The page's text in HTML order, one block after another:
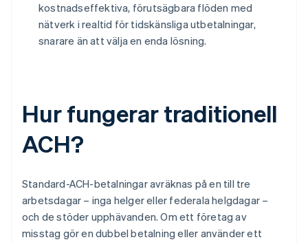
kostnadseffektiva, förutsägbara flöden med
nätverk i realtid för tidskänsliga utbetalningar,
snarare än att välja en enda lösning.
Hur fungerar traditionell
ACH?
Standard-ACH-betalningar avräknas på en till tre
arbetsdagar – inga helger eller federala helgdagar –
och de stöder upphävanden. Om ett företag av
misstag gör en dubbel betalning eller använder ett